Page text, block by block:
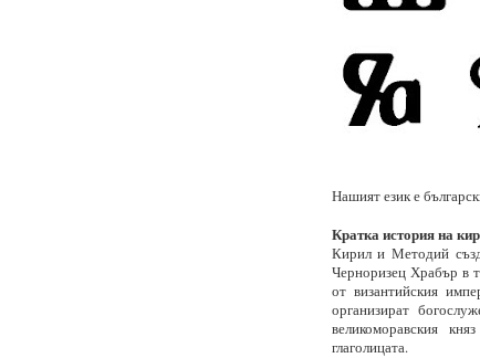
Нашият език е
Кратка история на
Кирил и Методий
Черноризец Храбър в
от византийския
организират
великоморавския
глаголицата.